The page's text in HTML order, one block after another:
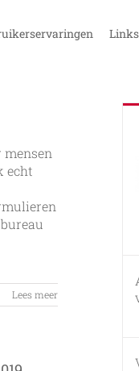
Links
mensen
echt
Lees meer